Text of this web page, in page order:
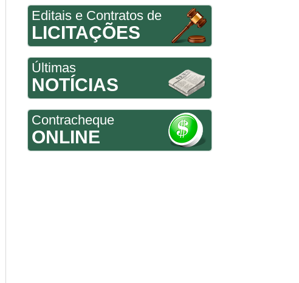
Editais e Contratos de
LICITAÇÕES
Últimas
NOTÍCIAS
Contracheque
ONLINE